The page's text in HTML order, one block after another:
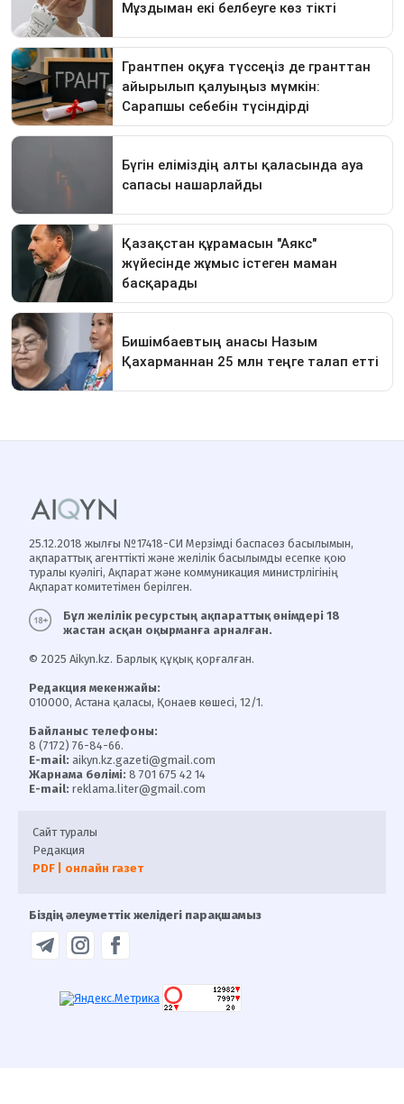
25.12.2018 жылғы №17418-СИ Мерзімді баспасөз басылымын,
ақпараттық агенттікті және желілік басылымды есепке қою
туралы куәлігі, Ақпарат және коммуникация министрлігінің
Ақпарат комитетімен берілген.
Бұл желілік ресурстың ақпараттық өнімдері 18
жастан асқан оқырманға арналған.
© 2025 Aikyn.kz. Барлық құқық қорғалған.
Редакция мекенжайы:
010000, Астана қаласы, Қонаев көшесі, 12/1.
Байланыс телефоны:
8 (7172) 76-84-66.
E-mail: aikyn.kz.gazeti@gmail.com
Жарнама бөлімі: 8 701 675 42 14
E-mail: reklama.liter@gmail.com
Сайт туралы
Редакция
PDF | онлайн газет
Біздің әлеуметтік желідегі парақшамыз